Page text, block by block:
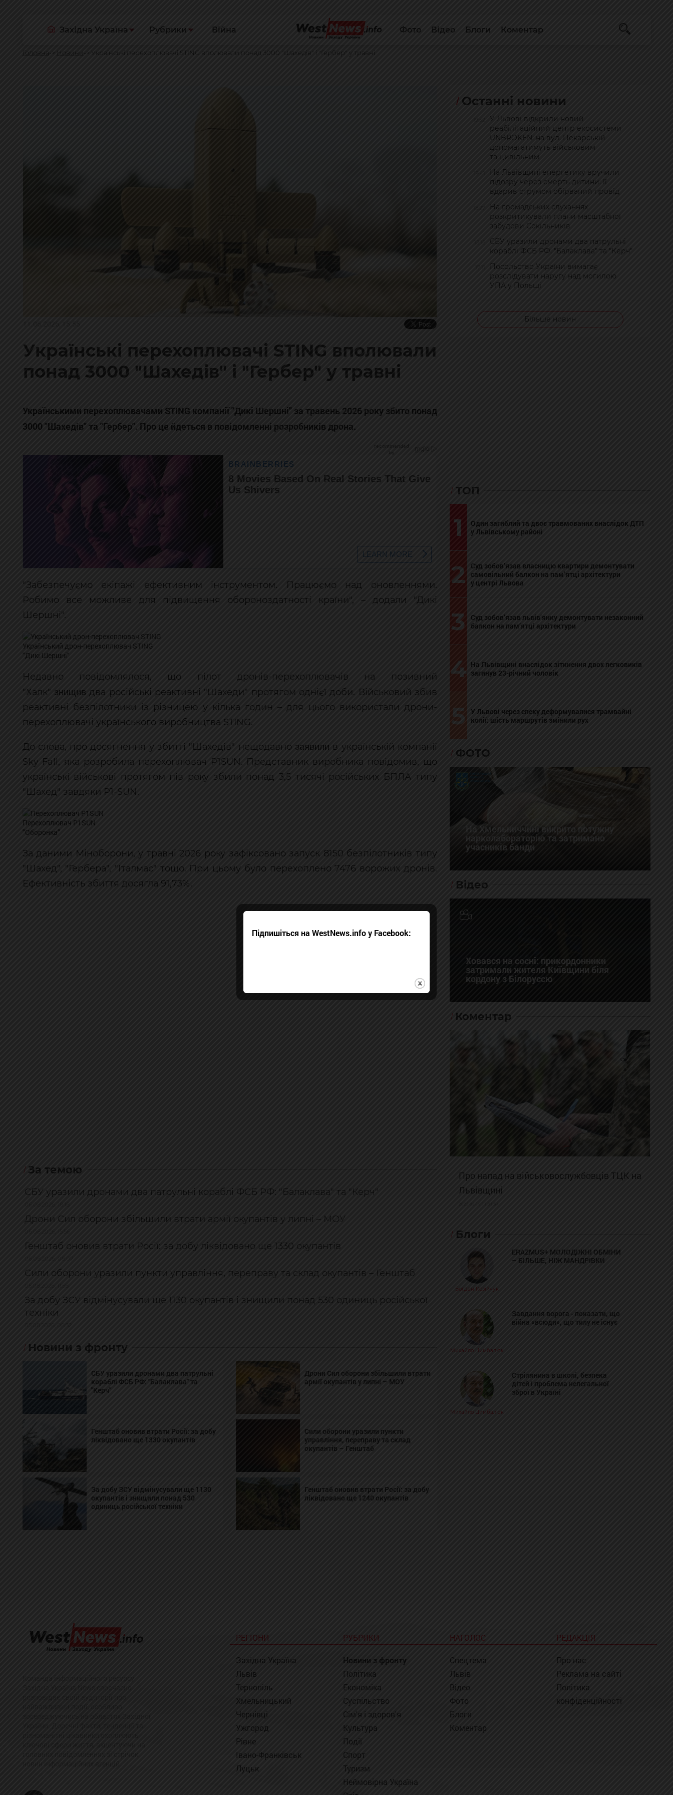
Західна Україна Рубрики Війна Фото Відео Блоги Коментар
Головна Новини Українські перехоплювачі STING вполювали понад 3000 "Шахедів" і "Гербер" у травні
Українські перехоплювачі STING вполювали
понад 3000 "Шахедів" і "Гербер" у травні
Українськими перехоплювачами STING компанії "Дикі Шершні" за травень 2026 року збито понад
3000 "Шахедів" та "Гербер". Про це йдеться в повідомленні розробників дрона.
"Забезпечуємо екіпажі ефективним інструментом. Працюємо над оновленнями.
Робимо все можливе для підвищення обороноздатності країни", – додали "Дикі
Шершні".
Український дрон-перехоплювач STING
"Дикі Шершні"
Недавно повідомлялося, що пілот дронів-перехоплювачів на позивний
"Халк" знищив два російські реактивні "Шахеди" протягом однієї доби. Військовий збив
реактивні безпілотники із різницею у кілька годин – для цього використали дрони-
перехоплювачі українського виробництва STING.
До слова, про досягнення у збитті "Шахедів" нещодавно заявили в українській компанії
Sky Fall, яка розробила перехоплювач P1SUN. Представник виробника повідомив, що
українські військові протягом пів року збили понад 3,5 тисячі російських БПЛА типу
"Шахед" завдяки P1-SUN.
Перехоплювач P1SUN
"Оборонка"
За даними Міноборони, у травні 2026 року зафіксовано запуск 8150 безпілотників типу
"Шахед", "Гербера", "Італмас" тощо. При цьому було перехоплено 7476 ворожих дронів.
Ефективність збиття досягла 91,73%.
За темою
СБУ уразили дронами два патрульні кораблі ФСБ РФ: "Балаклава" та "Керч"
Дрони Сил оборони збільшили втрати армії окупантів у липні – МОУ
Генштаб оновив втрати Росії: за добу ліквідовано ще 1330 окупантів
Сили оборони уразили пункти управління, переправу та склад окупантів – Генштаб
За добу ЗСУ відмінусували ще 1130 окупантів і знищили понад 530 одиниць російської
техніки
Новини з фронту
СБУ уразили дронами два патрульні
кораблі ФСБ РФ: "Балаклава" та
"Керч"
Дрони Сил оборони збільшили втрати
армії окупантів у липні – МОУ
Генштаб оновив втрати Росії: за добу
ліквідовано ще 1330 окупантів
Сили оборони уразили пункти
управління, переправу та склад
окупантів – Генштаб
За добу ЗСУ відмінусували ще 1130
окупантів і знищили понад 530
одиниць російської техніки
Генштаб оновив втрати Росії: за добу
ліквідовано ще 1240 окупантів
Останні новини
У Львові відкрили новий
реабілітаційний центр екосистеми
UNBROKEN: на вул. Пекарській
допомагатимуть військовим
та цивільним
На Львівщині енергетику вручили
підозру через смерть дитини: її
вдарив струмом обірваний провід
На громадських слуханнях
розкритикували плани масштабної
забудови Сокільників
СБУ уразили дронами два патрульні
кораблі ФСБ РФ: "Балаклава" та "Керч"
Посольство України вимагає
розслідувати наругу над могилою
УПА у Польщі
Більше новин
ТОП
1
Один загиблий та двоє травмованих внаслідок ДТП
у Львівському районі
2
Суд зобов’язав власницю квартири демонтувати
самовільний балкон на пам’ятці архітектури
у центрі Львова
3
Суд зобов’язав львів’янку демонтувати незаконний
балкон на пам’ятці архітектури
4 На Львівщині внаслідок зіткнення двох легковиків
загинув 23-річний чоловік
5
У Львові через спеку деформувалися трамвайні
колії: шість маршрутів змінили рух
ФОТО
На Хмельниччині викрито потужну
нарколабораторію та затримано
учасників банди
Відео
Ховався на сосні: прикордонники
затримали жителя Київщини біля
кордону з Білоруссю
Коментар
Про напад на військовослужбовців ТЦК на
Львівщині
Блоги
Богдан Козійчук
ERAZMUS+ МОЛОДІЖНІ ОБМІНИ
– БІЛЬШЕ, НІЖ МАНДРІВКИ
Михайло Цимбалюк
Завдання ворога - показати, що
війна «всюди», що тилу не існує
Михайло Цимбалюк
Стрілянина в школі, безпека
дітей і проблема нелегальної
зброї в Україні
РЕГІОНИ
Західна Україна
Львів
Тернопіль
Хмельницький
Чернівці
Ужгород
Рівне
Івано-Франківськ
Луцьк
РУБРИКИ
Новини з фронту
Політика
Економіка
Суспільство
Сім'я і здоров'я
Культура
Події
Спорт
Туризм
Неймовірна Україна
НАГОЛОС
Спецтема
Львів
Відео
Фото
Блоги
Коментар
РЕДАКЦІЯ
Про нас
Реклама на сайті
Політика
конфіденційності
Підпишіться на WestNews.info у Facebook: